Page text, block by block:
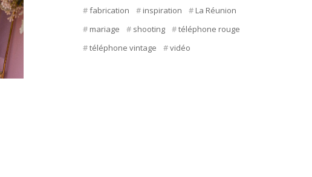
fabrication
inspiration
La Réunion
mariage
shooting
téléphone rouge
téléphone vintage
vidéo